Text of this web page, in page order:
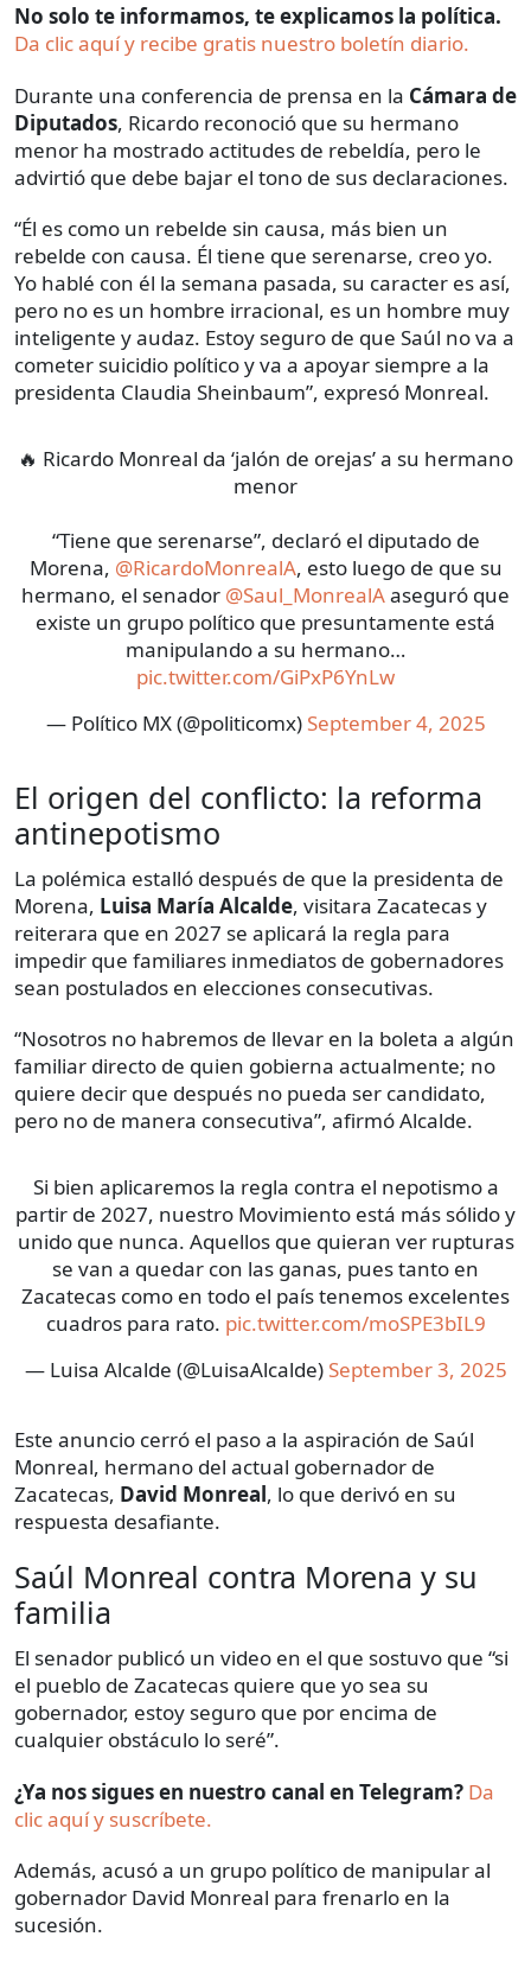
No solo te informamos, te explicamos la política.
Da clic aquí y recibe gratis nuestro boletín diario.
Durante una conferencia de prensa en la Cámara de
Diputados, Ricardo reconoció que su hermano
menor ha mostrado actitudes de rebeldía, pero le
advirtió que debe bajar el tono de sus declaraciones.
“Él es como un rebelde sin causa, más bien un
rebelde con causa. Él tiene que serenarse, creo yo.
Yo hablé con él la semana pasada, su caracter es así,
pero no es un hombre irracional, es un hombre muy
inteligente y audaz. Estoy seguro de que Saúl no va a
cometer suicidio político y va a apoyar siempre a la
presidenta Claudia Sheinbaum”, expresó Monreal.
🔥 Ricardo Monreal da ‘jalón de orejas’ a su hermano
menor
“Tiene que serenarse”, declaró el diputado de
Morena, @RicardoMonrealA, esto luego de que su
hermano, el senador @Saul_MonrealAaseguró que
existe un grupo político que presuntamente está
manipulando a su hermano…
pic.twitter.com/GiPxP6YnLw
— Político MX (@politicomx) September 4, 2025
El origen del conflicto: la reforma
antinepotismo
La polémica estalló después de que la presidenta de
Morena, Luisa María Alcalde, visitara Zacatecas y
reiterara que en 2027 se aplicará la regla para
impedir que familiares inmediatos de gobernadores
sean postulados en elecciones consecutivas.
“Nosotros no habremos de llevar en la boleta a algún
familiar directo de quien gobierna actualmente; no
quiere decir que después no pueda ser candidato,
pero no de manera consecutiva”, afirmó Alcalde.
Si bien aplicaremos la regla contra el nepotismo a
partir de 2027, nuestro Movimiento está más sólido y
unido que nunca. Aquellos que quieran ver rupturas
se van a quedar con las ganas, pues tanto en
Zacatecas como en todo el país tenemos excelentes
cuadros para rato. pic.twitter.com/moSPE3bIL9
— Luisa Alcalde (@LuisaAlcalde) September 3, 2025
Este anuncio cerró el paso a la aspiración de Saúl
Monreal, hermano del actual gobernador de
Zacatecas, David Monreal, lo que derivó en su
respuesta desafiante.
Saúl Monreal contra Morena y su
familia
El senador publicó un video en el que sostuvo que “si
el pueblo de Zacatecas quiere que yo sea su
gobernador, estoy seguro que por encima de
cualquier obstáculo lo seré”.
¿Ya nos sigues en nuestro canal en Telegram? Da
clic aquí y suscríbete.
Además, acusó a un grupo político de manipular al
gobernador David Monreal para frenarlo en la
sucesión.